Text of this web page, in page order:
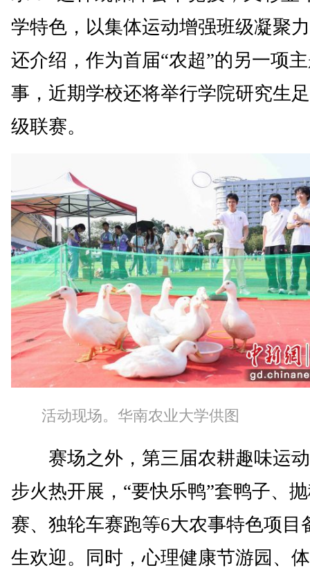
学特色，以集体运动增强班级凝聚
还介绍，作为首届“农超”的另一项
事，近期学校还将举行学院研究生
级联赛。
活动现场。华南农业大学供图
赛场之外，第三届农耕趣味运
步火热开展，“要快乐鸭”套鸭子、
赛、独轮车赛跑等6大农事特色项目
生欢迎。同时，心理健康节游园、